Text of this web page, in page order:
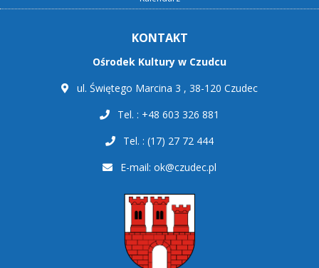
KONTAKT
Ośrodek Kultury w Czudcu
ul. Świętego Marcina 3 , 38-120 Czudec
Tel. : +48 603 326 881
Tel. : (17) 27 72 444
E-mail: ok@czudec.pl